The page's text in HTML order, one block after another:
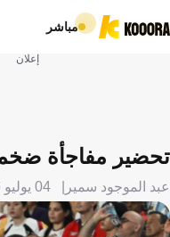
مباشر
إعلان
تحضير مفاجأة
عبد الموجود سمير 04 يوليو 2026